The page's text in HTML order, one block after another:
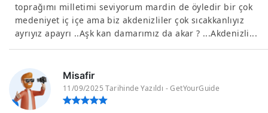
toprağımı milletimi seviyorum mardin de öyledir bir çok
medeniyet iç içe ama biz akdenizliler çok sıcakkanlıyız
ayrıyız apayrı ..Aşk kan damarımız da akar ? ...Akdenizli...
Misafir
11/09/2025 Tarihinde Yazıldı - GetYourGuide